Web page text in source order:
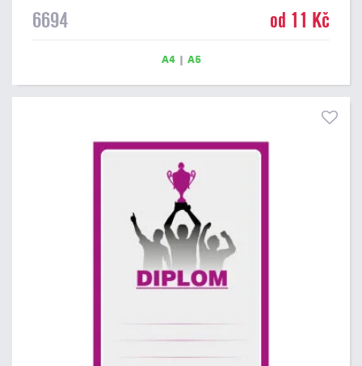
formátu A4 a A5. Tento univerzální diplom je vhodný pro
motivem vítězů s pohárem má gramáž 250 g/m2.
6694 od 11 Kč
A4| A5